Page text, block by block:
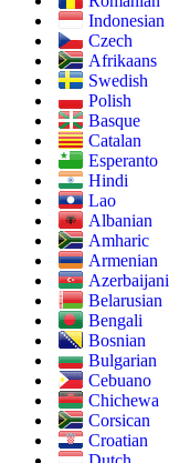
Indonesian
Czech
Afrikaans
Swedish
Polish
Basque
Catalan
Esperanto
Hindi
Lao
Albanian
Amharic
Armenian
Azerbaijani
Belarusian
Bengali
Bosnian
Bulgarian
Cebuano
Chichewa
Corsican
Croatian